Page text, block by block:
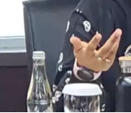
Istimewa